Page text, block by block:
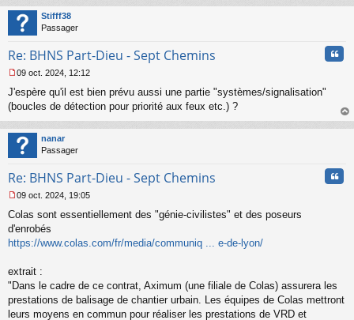
Stifff38
Passager
Re: BHNS Part-Dieu - Sept Chemins
e
s
a
g
e
o
l
u
09 oct. 2024, 12:12
J'espère qu'il est bien prévu aussi une partie "systèmes/signalisation"
(boucles de détection pour priorité aux feux etc.) ?
au
nanar
Passager
Re: BHNS Part-Dieu - Sept Chemins
e
s
s
a
e
n
o
n
09 oct. 2024, 19:05
Colas sont essentiellement des "génie-civilistes" et des poseurs
d'enrobés
https://www.colas.com/fr/media/communiq ... e-de-lyon/
extrait :
"Dans le cadre de ce contrat, Aximum (une filiale de Colas) assurera les
prestations de balisage de chantier urbain. Les équipes de Colas mettront
leurs moyens en commun pour réaliser les prestations de VRD et